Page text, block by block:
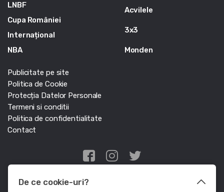
LNBF
Cupa României
Internațional
NBA
Acvilele
3x3
Monden
Publicitate pe site
Politica de Cookie
Protecția Datelor Personale
Termeni si conditii
Politica de confidentialitate
Contact
Edris Digital Agency
De ce cookie-uri?